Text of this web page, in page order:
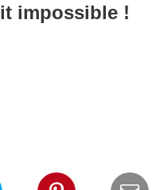
impossible !